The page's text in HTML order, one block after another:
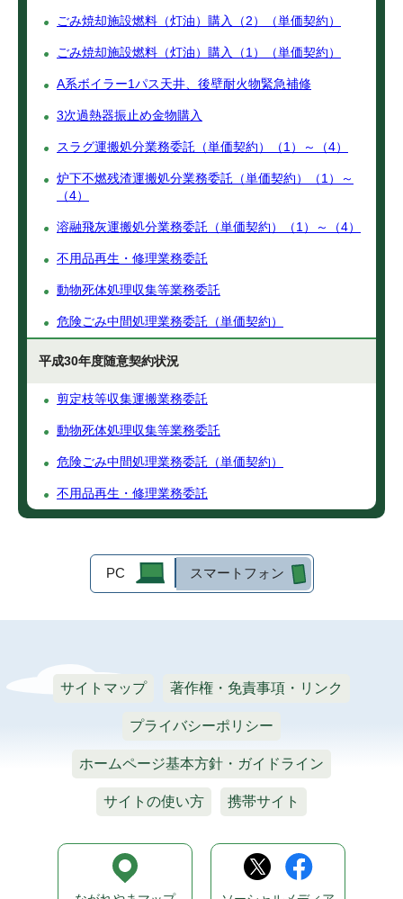
ごみ焼却施設燃料（灯油）購入（2）（単価契約）
ごみ焼却施設燃料（灯油）購入（1）（単価契約）
A系ボイラー1パス天井、後壁耐火物緊急補修
3次過熱器振止め金物購入
スラグ運搬処分業務委託（単価契約）（1）～（4）
炉下不燃残渣運搬処分業務委託（単価契約）（1）～
（4）
溶融飛灰運搬処分業務委託（単価契約）（1）～（4）
不用品再生・修理業務委託
動物死体処理収集等業務委託
危険ごみ中間処理業務委託（単価契約）
平成30年度随意契約状況
剪定枝等収集運搬業務委託
動物死体処理収集等業務委託
危険ごみ中間処理業務委託（単価契約）
不用品再生・修理業務委託
PC スマートフォン
サイトマップ 著作権・免責事項・リンク
プライバシーポリシー
ホームページ基本方針・ガイドライン
サイトの使い方 携帯サイト